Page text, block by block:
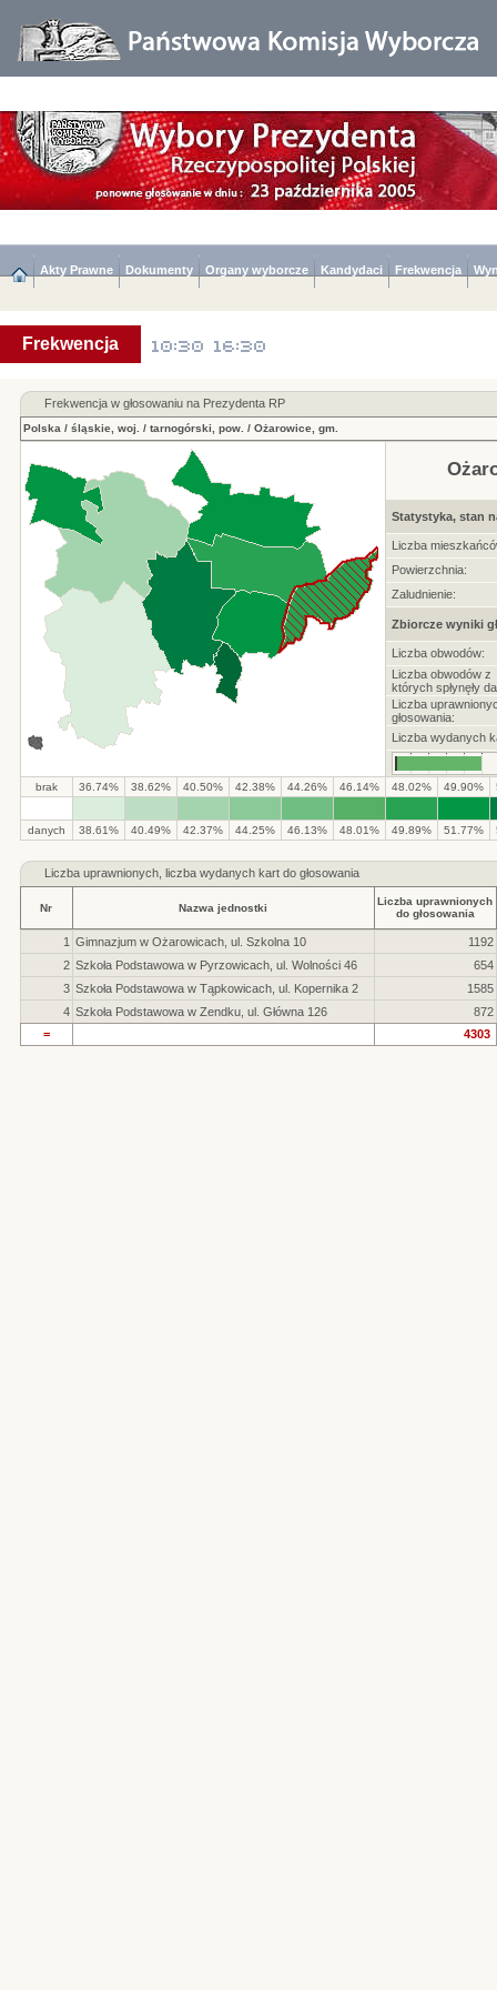
Akty Prawne Dokumenty Organy wyborcze Kandydaci Frekwencja
Frekwencja
Frekwencja w głosowaniu na Prezydenta RP
Polska / śląskie, woj. / tarnogórski, pow. / Ożarowice, gm.
Statystyka, stan
Liczba
Powierzchnia:
Zaludnienie:
Zbiorcze wyniki
Liczba obwodów:
Liczba obwodów z
których spłynęły
Liczba
głosowania:
Liczba wydanych
brak 36.74% 38.62% 40.50% 42.38% 44.26% 46.14% 48.02% 49.90%
danych 38.61% 40.49% 42.37% 44.25% 46.13% 48.01% 49.89% 51.77%
Liczbauprawnionych, liczba wydanych kart do głosowania
Nr Nazwa jednostki
Liczba uprawnionych
do głosowania
1 Gimnazjum w Ożarowicach, ul. Szkolna 10
1192
2 Szkoła Podstawowa w Pyrzowicach, ul. Wolności 46
654
3 Szkoła Podstawowa w Tąpkowicach, ul. Kopernika 2
1585
4 Szkoła Podstawowa w Zendku, ul. Główna 126
872
=
4303